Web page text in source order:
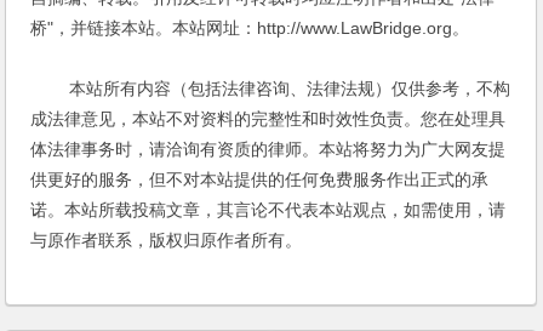
桥"，并链接本站。本站网址：http://www.LawBridge.org。
本站所有内容（包括法律咨询、法律法规）仅供参考，不构
成法律意见，本站不对资料的完整性和时效性负责。您在处理具
体法律事务时，请洽询有资质的律师。本站将努力为广大网友提
供更好的服务，但不对本站提供的任何免费服务作出正式的承
诺。本站所载投稿文章，其言论不代表本站观点，如需使用，请
与原作者联系，版权归原作者所有。